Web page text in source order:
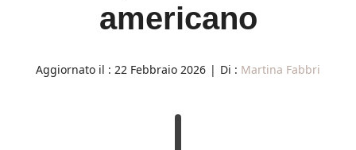
americano
Aggiornato il : 22 Febbraio 2026 | Di : Martina Fabbri